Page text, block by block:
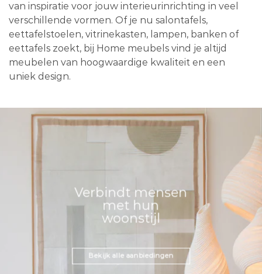
van inspiratie voor jouw interieurinrichting in veel
verschillende vormen. Of je nu salontafels,
eettafelstoelen, vitrinekasten, lampen, banken of
eettafels zoekt, bij Home meubels vind je altijd
meubelen van hoogwaardige kwaliteit en een
uniek design.
Verbindt mensen
met hun
woonstijl
Bekijk alle aanbiedingen